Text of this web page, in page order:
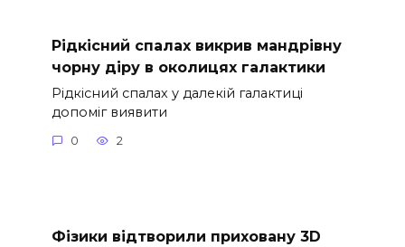
Рідкісний спалах викрив мандрівну
чорну діру в околицях галактики
Рідкісний спалах у далекій галактиці
допоміг виявити
0 2
Фізики відтворили приховану 3D